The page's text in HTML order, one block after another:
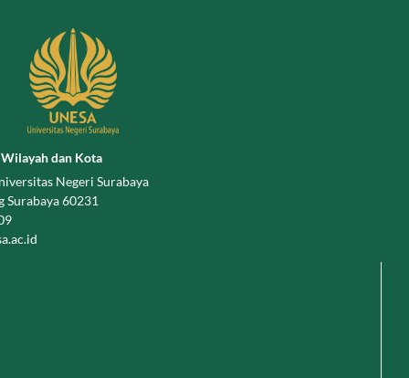
dan Kota
Negeri Surabaya
Surabaya 60231